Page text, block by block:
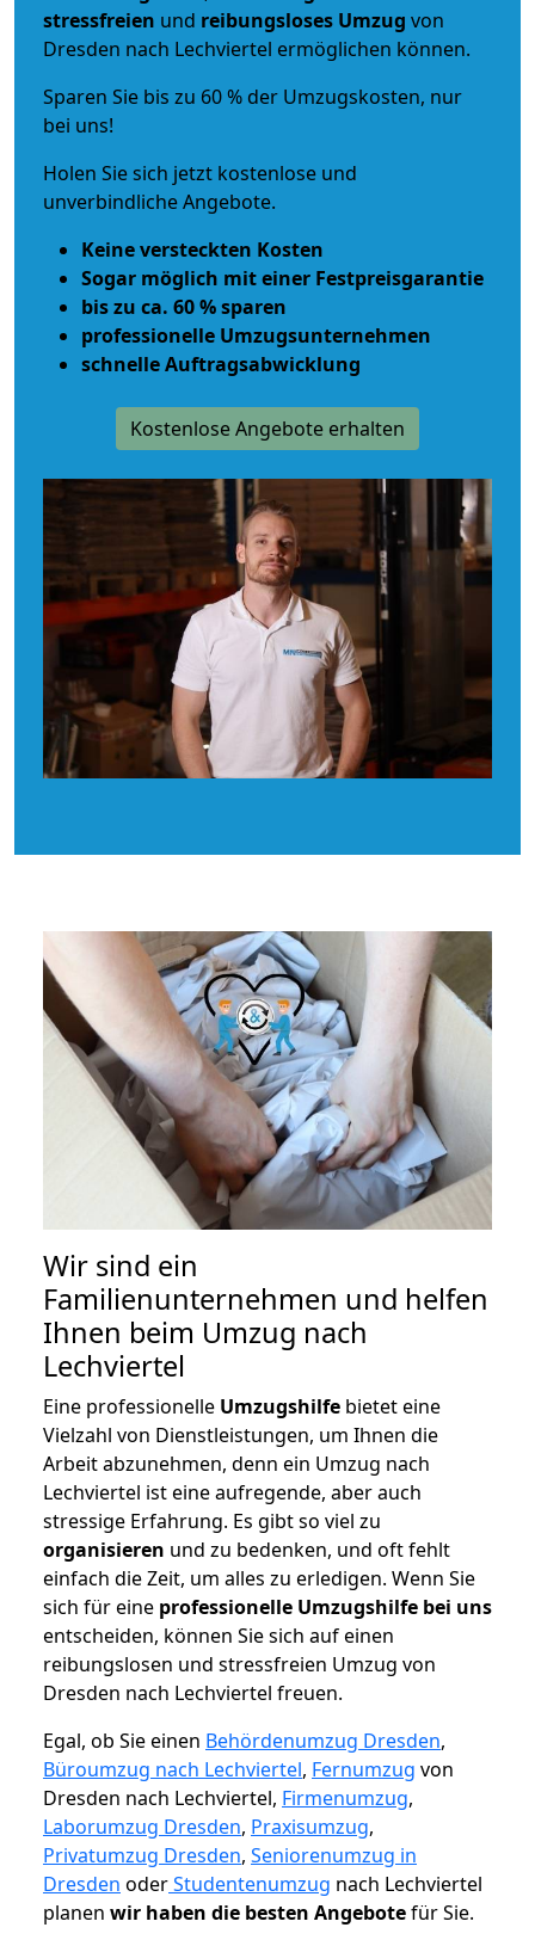
stressfreien und reibungsloses Umzug von
Dresden nach Lechviertel ermöglichen können.
Sparen Sie bis zu 60 % der Umzugskosten, nur
bei uns!
Holen Sie sich jetzt kostenlose und
unverbindliche Angebote.
Keine versteckten Kosten
Sogar möglich mit einer Festpreisgarantie
bis zu ca. 60 % sparen
professionelle Umzugsunternehmen
schnelle Auftragsabwicklung
Kostenlose Angebote erhalten
Wir sind ein
Familienunternehmen und helfen
Ihnen beim Umzug nach
Lechviertel
Eine professionelle Umzugshilfe bietet eine
Vielzahl von Dienstleistungen, um Ihnen die
Arbeit abzunehmen, denn ein Umzug nach
Lechviertel ist eine aufregende, aber auch
stressige Erfahrung. Es gibt so viel zu
organisieren und zu bedenken, und oft fehlt
einfach die Zeit, um alles zu erledigen. Wenn Sie
sich für eine professionelle Umzugshilfe bei uns
entscheiden, können Sie sich auf einen
reibungslosen und stressfreien Umzug von
Dresden nach Lechviertel freuen.
Egal, ob Sie einen Behördenumzug Dresden,
Büroumzug nach Lechviertel, Fernumzug von
Dresden nach Lechviertel, Firmenumzug,
Laborumzug Dresden, Praxisumzug,
Privatumzug Dresden, Seniorenumzug in
Dresden oderStudentenumzug nach Lechviertel
planen wir haben die besten Angebotefür Sie.